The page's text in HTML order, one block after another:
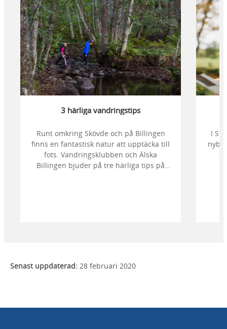
3 härliga vandringstips
Runt omkring Skövde och på Billingen
finns en fantastisk natur att upptäcka till
fots. Vandringsklubben och Älska
Billingen bjuder på tre härliga tips på
I
Senast uppdaterad: 28 februari 2020